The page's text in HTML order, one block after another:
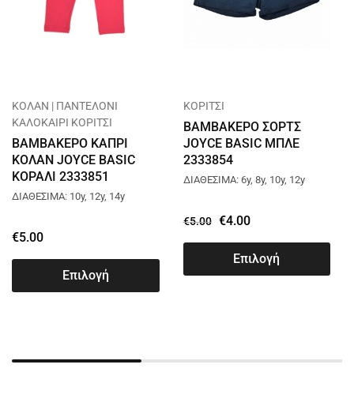
ΚΟΛΑΝ | ΠΑΝΤΕΛΟΝΙ
ΚΑΛΟΚΑΙΡΙ ΚΟΡΙΤΣΙ
ΒΑΜΒΑΚΕΡΟ ΚΑΠΡΙ
ΚΟΛΑΝ JOYCE BASIC
ΚΟΡΑΛΙ 2333851
ΔΙΑΘΕΣΙΜΑ: 10y, 12y, 14y
€5.00
Επιλογή
ΚΟΡΙΤΣΙ
ΒΑΜΒΑΚΕΡΟ ΣΟΡΤΣ
JOYCE BASIC ΜΠΛΕ
2333854
ΔΙΑΘΕΣΙΜΑ: 6y, 8y, 10y, 12y
€5.00 €4.00
Επιλογή